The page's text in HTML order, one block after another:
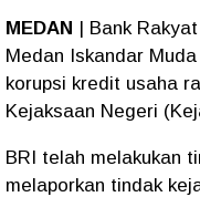
MEDAN | Bank
Medan Iskandar
korupsi kredit usaha
Kejaksaan Negeri
BRI telah melakukan
melaporkan tindak